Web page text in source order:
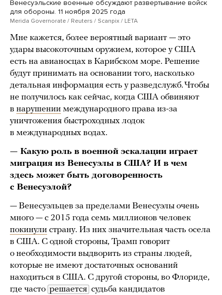
Венесуэльские военные обсуждают развертывание войск
для обороны. 11 ноября 2025 года
Merida Governorate / Reuters / Scanpix / LETA
Мне кажется, более вероятный вариант — это
удары высокоточным оружием, которое у США
есть на авианосцах в Карибском море. Решение
будут принимать на основании того, насколько
детальная информация есть у разведслужб. Чтобы
не получилось как сейчас, когда США обвиняют
в нарушении международного права из-за
уничтожения быстроходных лодок
в международных водах.
— Какую роль в военной эскалации играет
миграция из Венесуэлы в США? И в чем
здесь может быть договоренность
с Венесуэлой?
— Венесуэльцев за пределами Венесуэлы очень
много — с 2015 года семь миллионов человек
покинули страну. Из них значительная часть осела
в США. С одной стороны, Трамп говорит
о необходимости выдворить из страны людей,
которые не имеют достаточных оснований
находиться в США. С другой стороны, во Флориде,
где часто решается судьба кандидатов